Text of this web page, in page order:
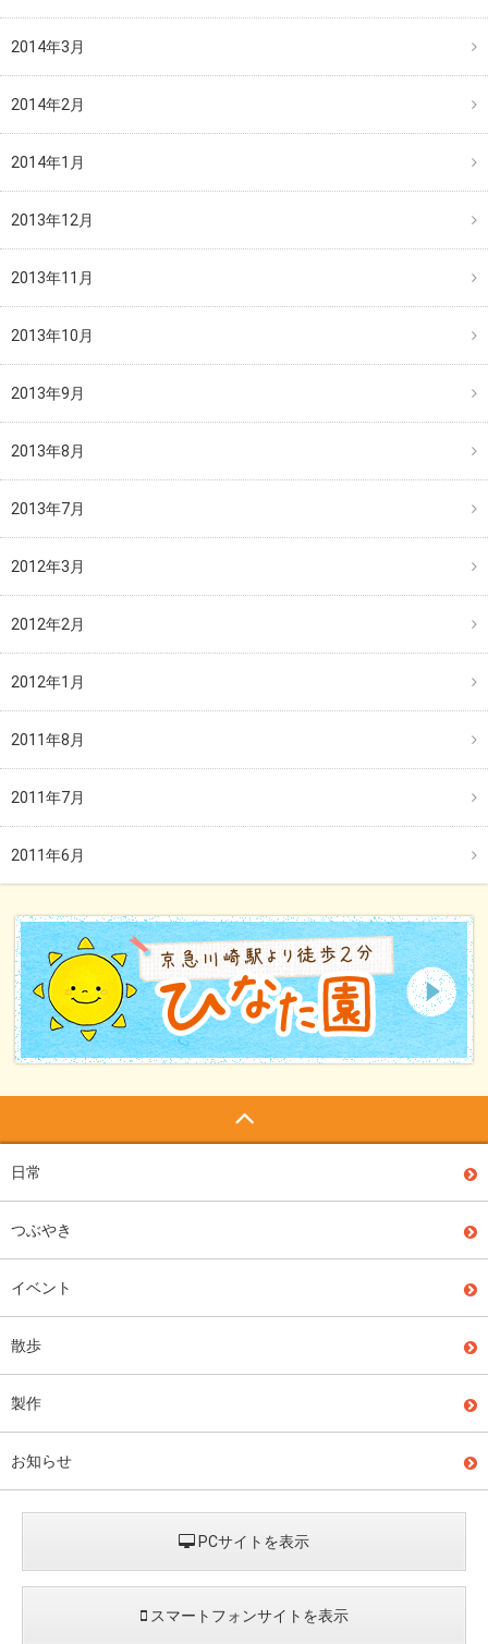
2014年3月
2014年2月
2014年1月
2013年12月
2013年11月
2013年10月
2013年9月
2013年8月
2013年7月
2012年3月
2012年2月
2012年1月
2011年8月
2011年7月
2011年6月
日常
つぶやき
イベント
散歩
製作
お知らせ
PCサイトを表示
スマートフォンサイトを表示